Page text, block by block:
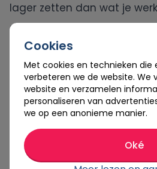
Cookies
Met cookies en technieken die
verbeteren we de website. We
website en verzamelen
personaliseren van
we op een anonieme manier.
Oké
lager zetten dan wat je
de cashback korting
einde van het jaar de te
energie kosten.
Hoe wordt je
uitbetaald?